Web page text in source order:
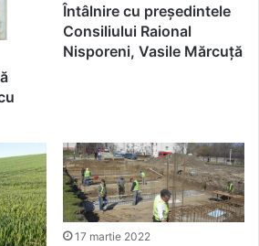
Întâlnire cu președintele
Consiliului Raional
Nisporeni, Vasile Mărcuță
17 martie 2022